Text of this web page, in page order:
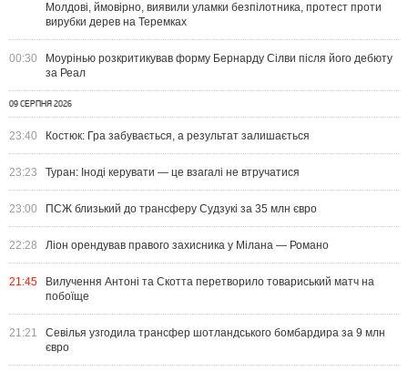
Молдові, ймовірно, виявили уламки безпілотника, протест проти
вирубки дерев на Теремках
00:30
Моурінью розкритикував форму Бернарду Сілви після його дебюту
за Реал
09 СЕРПНЯ 2026
23:40 Костюк: Гра забувається, а результат залишається
23:23 Туран: Іноді керувати — це взагалі не втручатися
23:00 ПСЖ близький до трансферу Судзукі за 35 млн євро
22:28 Ліон орендував правого захисника у Мілана — Романо
21:45
Вилучення Антоні та Скотта перетворило товариський матч на
побоїще
21:21
Севілья узгодила трансфер шотландського бомбардира за 9 млн
євро